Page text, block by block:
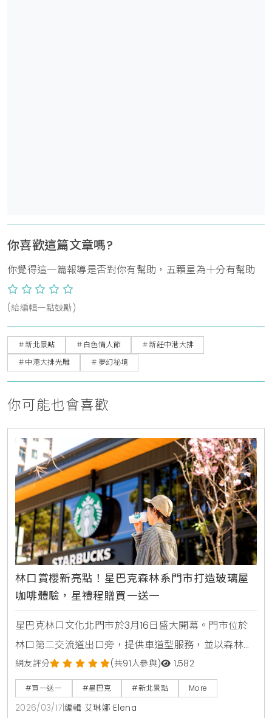
你喜歡這篇文章嗎?
你覺得這一篇報導是否對你有幫助，五顆星為十分有幫助
(給編輯一點鼓勵)
＃新北景點 ＃白色情人節
＃新莊中港大排
＃中港大排光雕
＃夢幻秘境
你可能也會喜歡
林口賞櫻新亮點！星巴克森林系門市打造玻璃屋
咖啡體驗，星禮程贈買一送一
星巴克林口文化北門市於3月16日盛大開幕。門市位於
林口第二交流道出口旁，提供車道型服務，並以森林中
的玻璃盒為設計核心。門市周邊種植3株富士櫻，打造
出賞櫻與咖啡結合的森林系空間。開幕期間更推出隨行
卡與限量滿額禮回饋活動。
網友評分 (共91人參與) 1,582
#買一送一 #星巴克 #新北景點 More
2026/03/17 編輯 艾琳娜 Elena